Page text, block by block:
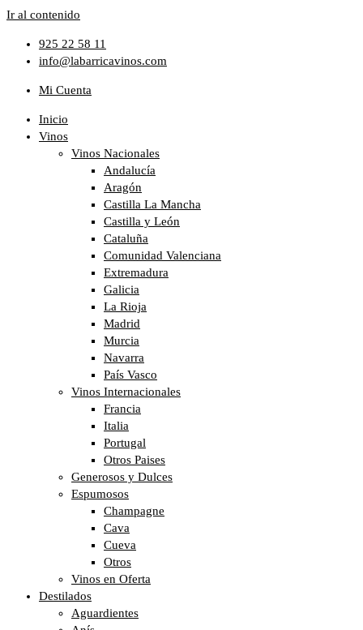
Ir al contenido
925 22 58 11
info@labarricavinos.com
Mi Cuenta
Inicio
Vinos
Vinos Nacionales
Andalucía
Aragón
Castilla La Mancha
Castilla y León
Cataluña
Comunidad Valenciana
Extremadura
Galicia
La Rioja
Madrid
Murcia
Navarra
País Vasco
Vinos Internacionales
Francia
Italia
Portugal
Otros Paises
Generosos y Dulces
Espumosos
Champagne
Cava
Cueva
Otros
Vinos en Oferta
Destilados
Aguardientes